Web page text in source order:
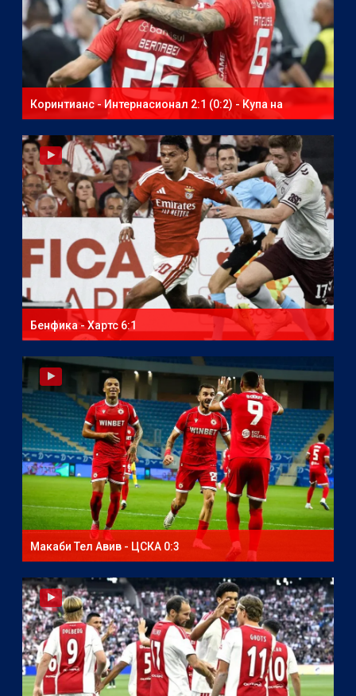
Коринтианс - Интернасионал 2:1 (0:2) - Купа на
Бразилия - втори мач
Бенфика - Хартс 6:1
Макаби Тел Авив - ЦСКА 0:3